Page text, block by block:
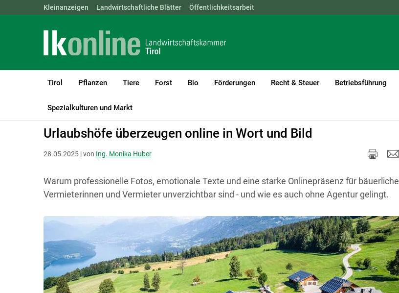
Landwirtschaftskammern: ÖSTERREICH BGLD KTN NÖ OÖ
Kleinanzeigen Landwirtschaftliche Blätter Öffentlichkeitsarbeit
Tirol Pflanzen Tiere Forst Bio Förderungen Recht & Steuer Betriebsführung
Spezialkulturen und Markt
LK Tirol Diversifizierung Urlaub am Bauernhof
Urlaubshöfe überzeugen online in Wort und Bild
28.05.2025 | von Ing. Monika Huber
Warum professionelle Fotos, emotionale Texte und eine starke Onlinepräsenz für bäuerliche
Vermieterinnen und Vermieter unverzichtbar sind - und wie es auch ohne Agentur gelingt.